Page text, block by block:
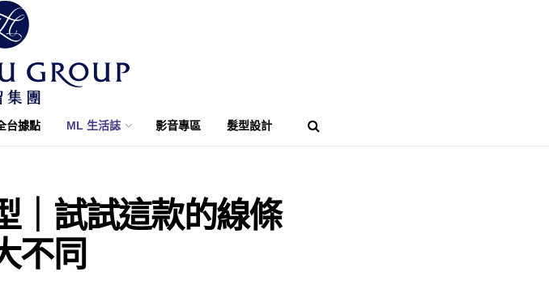
台據點 ML 生活誌 影音專區 髮型設計
｜試試這款的線條
不同